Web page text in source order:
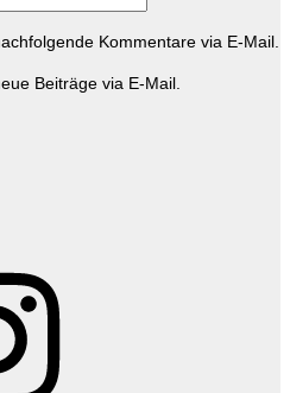
Kommentare via E-Mail.
Beiträge via E-Mail.